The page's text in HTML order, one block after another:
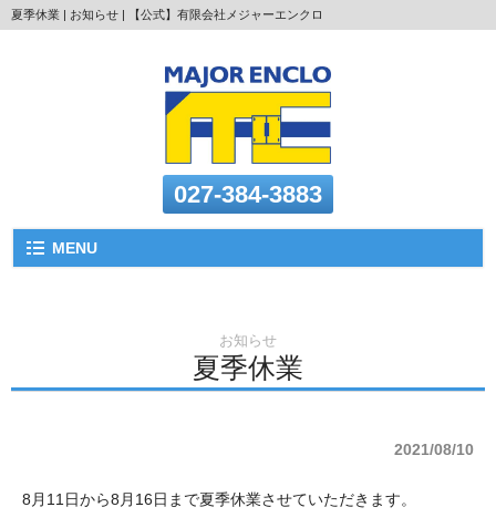
夏季休業 | お知らせ | 【公式】有限会社メジャーエンクロ
027-384-3883
MENU
お知らせ
夏季休業
2021/08/10
8月11日から8月16日まで夏季休業させていただきます。